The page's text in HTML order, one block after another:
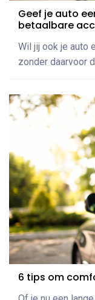
Geef je auto
betaalbare
Wil jij ook je auto
zonder daarvoor
6 tips om